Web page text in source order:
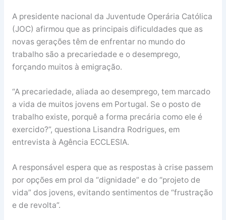
A presidente nacional da Juventude Operária Católica
(JOC) afirmou que as principais dificuldades que as
novas gerações têm de enfrentar no mundo do
trabalho são a precariedade e o desemprego,
forçando muitos à emigração.
“A precariedade, aliada ao desemprego, tem marcado
a vida de muitos jovens em Portugal. Se o posto de
trabalho existe, porquê a forma precária como ele é
exercido?”, questiona Lisandra Rodrigues, em
entrevista à Agência ECCLESIA.
A responsável espera que as respostas à crise passem
por opções em prol da “dignidade” e do “projeto de
vida” dos jovens, evitando sentimentos de “frustração
e de revolta”.